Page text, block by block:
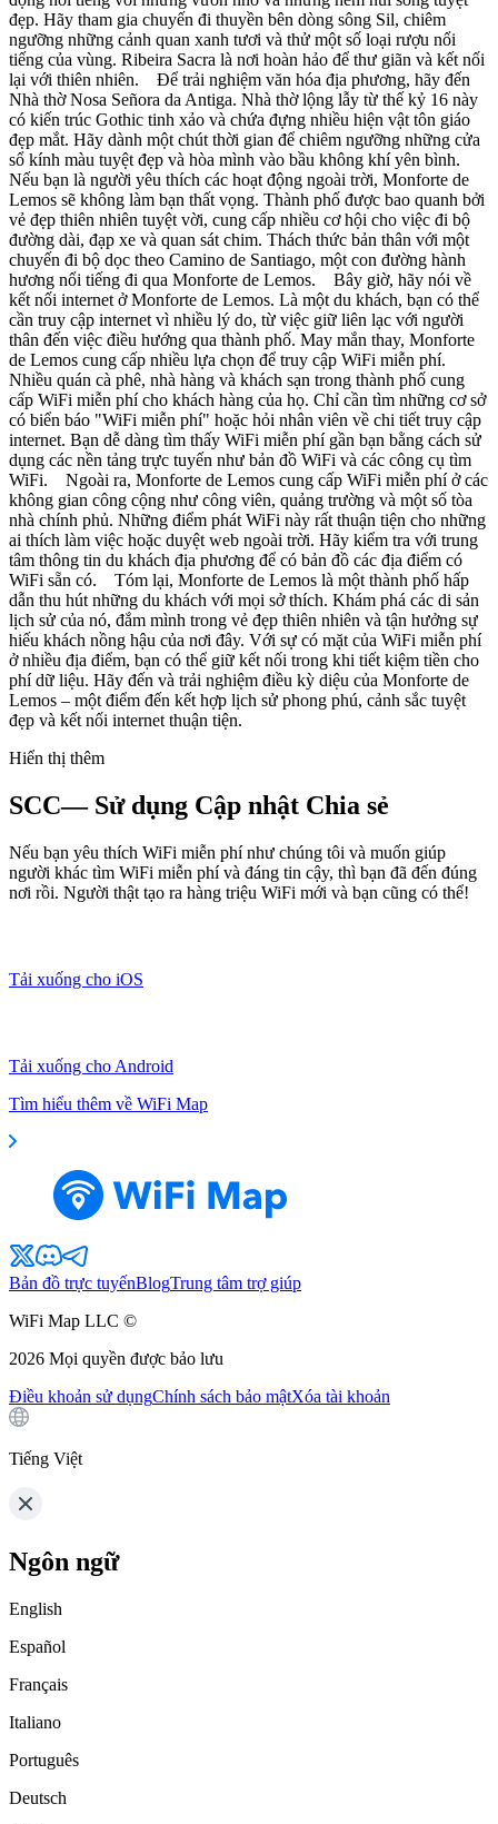
đẹp. Hãy tham gia chuyến đi thuyền bên dòng sông Sil, chiêm
ngưỡng những cảnh quan xanh tươi và thử một số loại rượu nổi
tiếng của vùng. Ribeira Sacra là nơi hoàn hảo để thư giãn và kết nối
lại với thiên nhiên. Để trải nghiệm văn hóa địa phương, hãy đến
Nhà thờ Nosa Señora da Antiga. Nhà thờ lộng lẫy từ thế kỷ 16 này
có kiến trúc Gothic tinh xảo và chứa đựng nhiều hiện vật tôn giáo
đẹp mắt. Hãy dành một chút thời gian để chiêm ngưỡng những cửa
sổ kính màu tuyệt đẹp và hòa mình vào bầu không khí yên bình.
Nếu bạn là người yêu thích các hoạt động ngoài trời, Monforte de
Lemos sẽ không làm bạn thất vọng. Thành phố được bao quanh bởi
vẻ đẹp thiên nhiên tuyệt vời, cung cấp nhiều cơ hội cho việc đi bộ
đường dài, đạp xe và quan sát chim. Thách thức bản thân với một
chuyến đi bộ dọc theo Camino de Santiago, một con đường hành
hương nổi tiếng đi qua Monforte de Lemos. Bây giờ, hãy nói về
kết nối internet ở Monforte de Lemos. Là một du khách, bạn có thể
cần truy cập internet vì nhiều lý do, từ việc giữ liên lạc với người
thân đến việc điều hướng qua thành phố. May mắn thay, Monforte
de Lemos cung cấp nhiều lựa chọn để truy cập WiFi miễn phí.
Nhiều quán cà phê, nhà hàng và khách sạn trong thành phố cung
cấp WiFi miễn phí cho khách hàng của họ. Chỉ cần tìm những cơ sở
có biển báo "WiFi miễn phí" hoặc hỏi nhân viên về chi tiết truy cập
internet. Bạn dễ dàng tìm thấy WiFi miễn phí gần bạn bằng cách sử
dụng các nền tảng trực tuyến như bản đồ WiFi và các công cụ tìm
WiFi. Ngoài ra, Monforte de Lemos cung cấp WiFi miễn phí ở các
không gian công cộng như công viên, quảng trường và một số tòa
nhà chính phủ. Những điểm phát WiFi này rất thuận tiện cho những
ai thích làm việc hoặc duyệt web ngoài trời. Hãy kiểm tra với trung
tâm thông tin du khách địa phương để có bản đồ các địa điểm có
WiFi sẵn có. Tóm lại, Monforte de Lemos là một thành phố hấp
dẫn thu hút những du khách với mọi sở thích. Khám phá các di sản
lịch sử của nó, đắm mình trong vẻ đẹp thiên nhiên và tận hưởng sự
hiếu khách nồng hậu của nơi đây. Với sự có mặt của WiFi miễn phí
ở nhiều địa điểm, bạn có thể giữ kết nối trong khi tiết kiệm tiền cho
phí dữ liệu. Hãy đến và trải nghiệm điều kỳ diệu của Monforte de
Lemos – một điểm đến kết hợp lịch sử phong phú, cảnh sắc tuyệt
đẹp và kết nối internet thuận tiện.
Hiển thị thêm
SCC— Sử dụng Cập nhật Chia sẻ
Nếu bạn yêu thích WiFi miễn phí như chúng tôi và muốn giúp
người khác tìm WiFi miễn phí và đáng tin cậy, thì bạn đã đến đúng
nơi rồi. Người thật tạo ra hàng triệu WiFi mới và bạn cũng có thể!
Tải xuống cho iOS
Tải xuống cho Android
Tìm hiểu thêm về WiFi Map
Bản đồ trực tuyếnBlogTrung tâm trợ giúp
WiFi Map LLC ©
2026 Mọi quyền được bảo lưu
Điều khoản sử dụngChính sách bảo mậtXóa tài khoản
Tiếng Việt
Ngôn ngữ
English
Español
Français
Italiano
Português
Deutsch